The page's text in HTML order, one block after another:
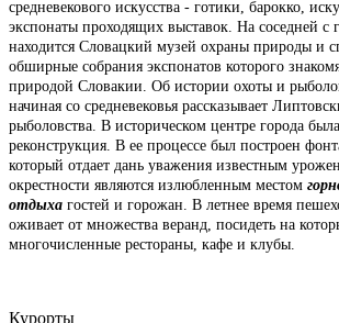
средневекового искусства - готики, барокко,
экспонаты проходящих выставок. На соседней с
находится Словацкий музей охраны природы и
обширные собрания экспонатов которого
природой Словакии. Об истории охоты и
начиная со средневековья рассказывает
рыболовства. В историческом центре города
реконструкция. В ее процессе был построен
который отдает дань уважения известным
окрестности являются излюбленным местом
отдыха гостей и горожан. В летнее время
оживает от множества веранд, посидеть на
многочисленные рестораны, кафе и клубы.
Курорты